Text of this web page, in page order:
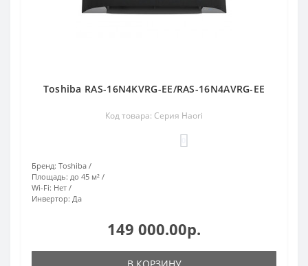
Toshiba RAS-16N4KVRG-EE/RAS-16N4AVRG-EE
Код товара: Серия Haori
Бренд: Toshiba
Площадь: до 45 м²
Wi-Fi: Нет
Инвертор: Да
149 000.00р.